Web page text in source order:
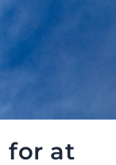
for at